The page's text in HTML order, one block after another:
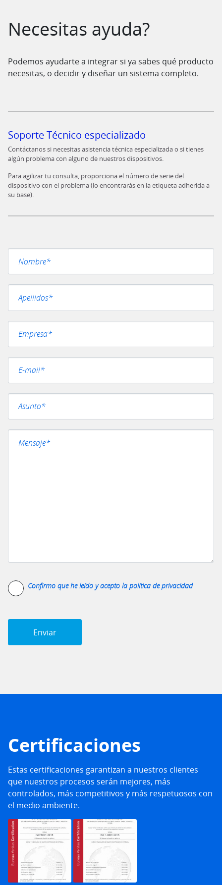
Necesitas ayuda?
Podemos ayudarte a integrar si ya sabes qué producto
necesitas, o decidir y diseñar un sistema completo.
Soporte Técnico especializado
Contáctanos si necesitas asistencia técnica especializada o si tienes
algún problema con alguno de nuestros dispositivos.
Para agilizar tu consulta, proporciona el número de serie del
dispositivo con el problema (lo encontrarás en la etiqueta adherida a
su base).
Confirmo que he leído y acepto la política de privacidad
Certificaciones
Estas certificaciones garantizan a nuestros clientes
que nuestros procesos serán mejores, más
controlados, más competitivos y más respetuosos con
el medio ambiente.